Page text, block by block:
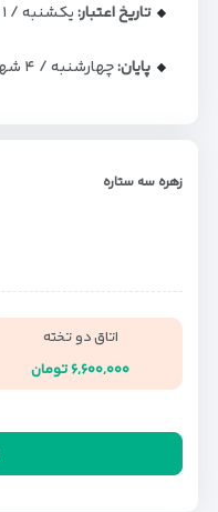
تاریخ اعتبار:یکشنبه / ۱ شهریور
پایان:چهارشنبه / ۴ شهریور
زهره سه ستاره
اتاق دو تخته
۶,۶۰۰,۰۰۰ تومان